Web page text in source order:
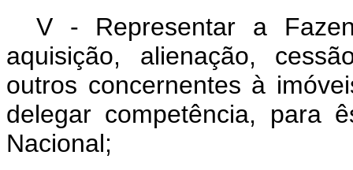
V - Representar a
aquisição, alienação,
outros concernentes à
delegar competência, para
Nacional;